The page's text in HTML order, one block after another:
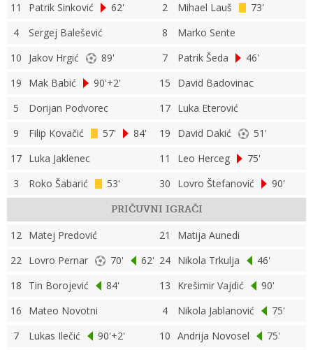
11
Patrik Sinković 62' 2 Mihael Lauš
73'
4
Sergej Balešević 8
Marko Sente
10
Jakov Hrgić 89' 7 Patrik Šeda
46'
19
Mak Babić 90'+2' 15
David Badovinac
5
Dorijan Podvorec 17 Luka Eterović
9
Filip Kovačić 57' 84' 19 David Dakić
51'
17 Luka Jaklenec 11 Leo Herceg
75'
3
Roko Šabarić 53' 30 Lovro Štefanović 90'
PRIČUVNI IGRAČI
12 Matej Predović 21
Matija Aunedi
22 Lovro Pernar 70' 62' 24 Nikola Trkulja
46'
18
Tin Borojević 84' 13 Krešimir Vajdić
90'
16
Mateo Novotni 4 Nikola Jablanović
75'
7
Lukas Ilečić 90'+2' 10 Andrija Novosel
75'